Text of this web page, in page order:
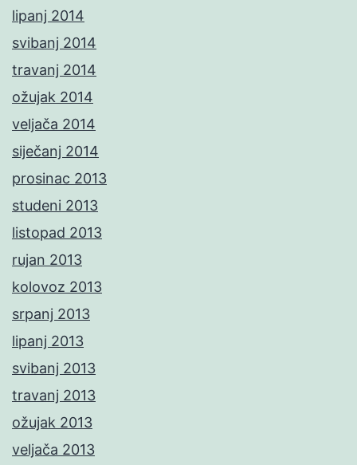
lipanj 2014
svibanj 2014
travanj 2014
ožujak 2014
veljača 2014
siječanj 2014
prosinac 2013
studeni 2013
listopad 2013
rujan 2013
kolovoz 2013
srpanj 2013
lipanj 2013
svibanj 2013
travanj 2013
ožujak 2013
veljača 2013